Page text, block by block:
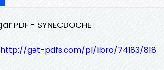
PDF - SYNECDOCHE
http://get-pdfs.com/pl/libro/74183/818